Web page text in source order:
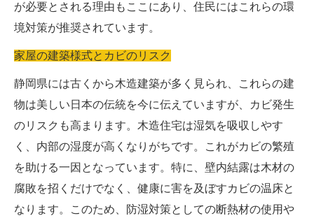
が必要とされる理由もここにあり、住民にはこれらの環
境対策が推奨されています。
家屋の建築様式とカビのリスク
静岡県には古くから木造建築が多く見られ、これらの建
物は美しい日本の伝統を今に伝えていますが、カビ発生
のリスクも高まります。木造住宅は湿気を吸収しやす
く、内部の湿度が高くなりがちです。これがカビの繁殖
を助ける一因となっています。特に、壁内結露は木材の
腐敗を招くだけでなく、健康に害を及ぼすカビの温床と
なります。このため、防湿対策としての断熱材の使用や